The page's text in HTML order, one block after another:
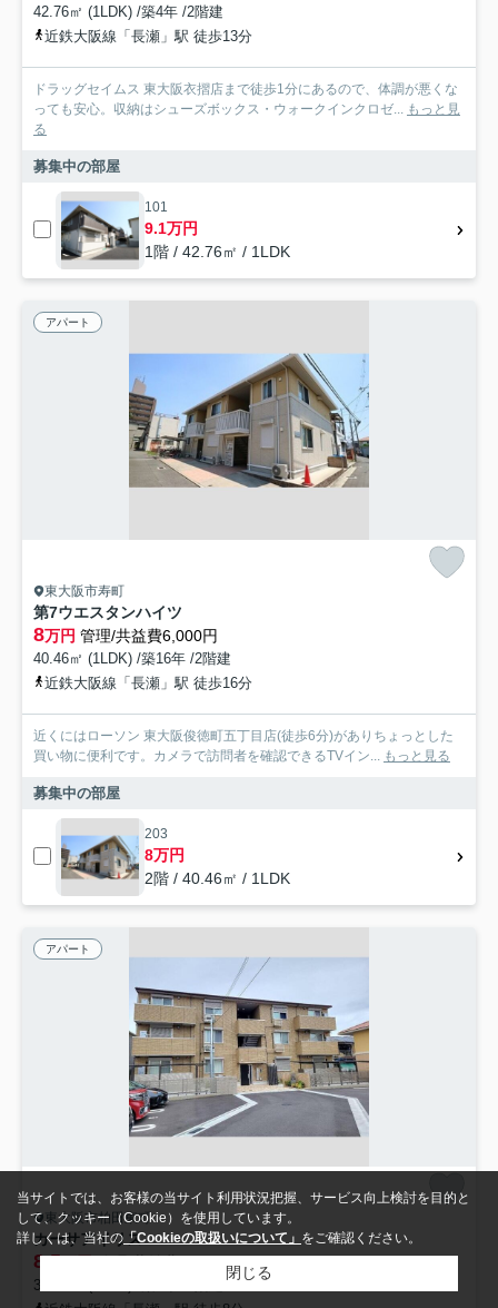
42.76㎡ (1LDK) /築4年 /2階建
近鉄大阪線「長瀬」駅 徒歩13分
ドラッグセイムス 東大阪衣摺店まで徒歩1分にあるので、体調が悪くな
っても安心。収納はシューズボックス・ウォークインクロゼ...
もっと見
る
募集中の部屋
101
9.1万円
1階 / 42.76㎡ / 1LDK
アパート
東大阪市寿町
第7ウエスタンハイツ
8万円 管理/共益費6,000円
40.46㎡ (1LDK) /築16年 /2階建
近鉄大阪線「長瀬」駅 徒歩16分
近くにはローソン 東大阪俊徳町五丁目店(徒歩6分)がありちょっとした
買い物に便利です。カメラで訪問者を確認できるTVイン...
もっと見る
募集中の部屋
203
8万円
2階 / 40.46㎡ / 1LDK
アパート
東大阪市柏田東町
カーサアイリス
8.5 管理/共益費8,000円
38.12㎡ (1LDK) /築3年 /3階建
当サイトでは、お客様の当サイト利用状況把握、サービス向上検討を目的と
して、クッキー（Cookie）を使用しています。
詳しくは、当社の 「Cookieの取扱いについて」 をご確認ください。
閉じる